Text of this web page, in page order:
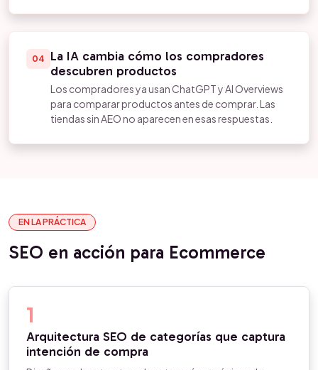
04
La IA cambia cómo los compradores
descubren productos
Los compradores ya usan ChatGPT y AI Overviews
para comparar productos antes de comprar. Las
tiendas sin AEO no aparecen en esas respuestas.
EN LA PRÁCTICA
SEO en acción para Ecommerce
1
Arquitectura SEO de categorías que captura
intención de compra